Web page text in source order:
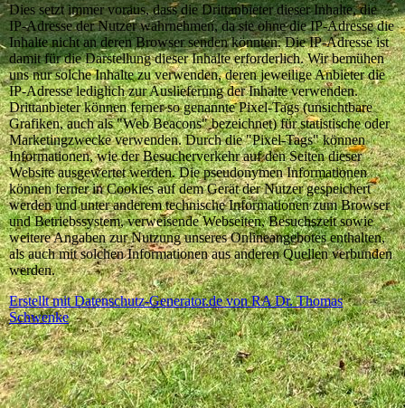
Dies setzt immer voraus, dass die Drittanbieter dieser Inhalte, die
IP-Adresse der Nutzer wahrnehmen, da sie ohne die IP-Adresse die
Inhalte nicht an deren Browser senden könnten. Die IP-Adresse ist
damit für die Darstellung dieser Inhalte erforderlich. Wir bemühen
uns nur solche Inhalte zu verwenden, deren jeweilige Anbieter die
IP-Adresse lediglich zur Auslieferung der Inhalte verwenden.
Drittanbieter können ferner so genannte Pixel-Tags (unsichtbare
Grafiken, auch als "Web Beacons" bezeichnet) für statistische oder
Marketingzwecke verwenden. Durch die "Pixel-Tags" können
Informationen, wie der Besucherverkehr auf den Seiten dieser
Website ausgewertet werden. Die pseudonymen Informationen
können ferner in Cookies auf dem Gerät der Nutzer gespeichert
werden und unter anderem technische Informationen zum Browser
und Betriebssystem, verweisende Webseiten, Besuchszeit sowie
weitere Angaben zur Nutzung unseres Onlineangebotes enthalten,
als auch mit solchen Informationen aus anderen Quellen verbunden
werden.
Erstellt mit Datenschutz-Generator.de von RA Dr. Thomas
Schwenke